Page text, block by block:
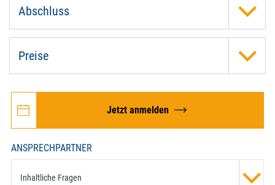
Abschluss
Preise
Jetzt anmelden
ANSPRECHPARTNER
Inhaltliche Fragen